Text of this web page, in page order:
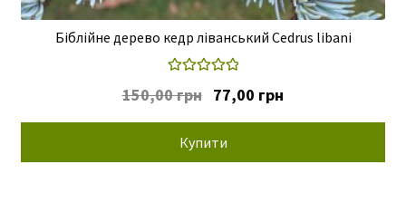
Біблійне дерево кедр ліванський Cedrus libani
5.00
з 5
150,00грн Оригінальна
150,00 грн.
77,00 грн
Купити